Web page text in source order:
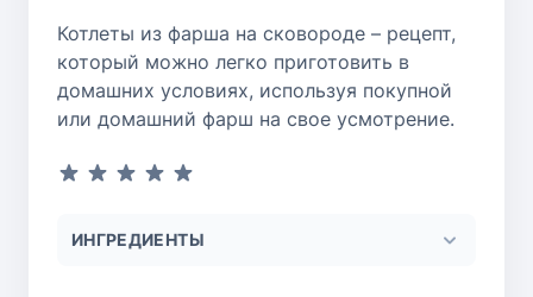
Котлеты из фарша на сковороде – рецепт,
который можно легко приготовить в
домашних условиях, используя покупной
или домашний фарш на свое усмотрение.
ИНГРЕДИЕНТЫ